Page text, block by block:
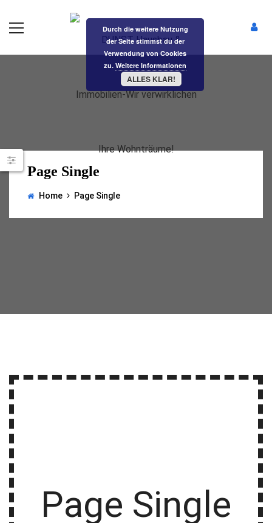
Page Single
Home Page Single
Page Single
Durch die weitere Nutzung
der Seite stimmst du der
Verwendung von Cookies
zu. Weitere Informationen
ALLES KLAR!